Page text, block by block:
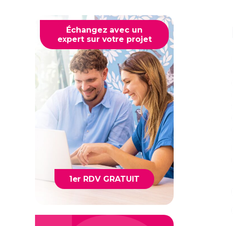
Échangez avec un
expert sur votre projet
1er RDV GRATUIT